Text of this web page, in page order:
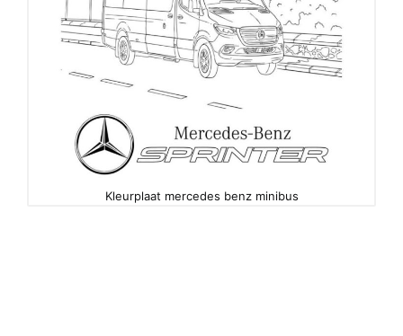
Kleurplaat mercedes benz minibus